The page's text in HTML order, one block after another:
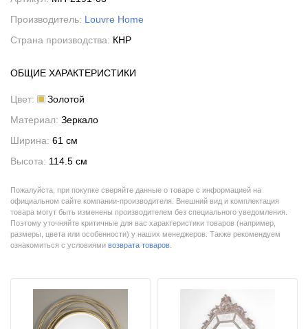
Производитель: Louvre Home
Страна производства: КНР
ОБЩИЕ ХАРАКТЕРИСТИКИ
Цвет:
Золотой
Материал: Зеркало
Ширина: 61 см
Высота: 114.5 см
Пожалуйста, при покупке сверяйте данные о товаре с информацией на
официальном сайте компании-производителя. Внешний вид и комплектация
товара могут быть изменены производителем без специального уведомления.
Поэтому уточняйте критичные для вас характеристики товаров (например,
размеры, цвета или особенности) у наших менеджеров. Также рекомендуем
ознакомиться с условиями возврата товаров